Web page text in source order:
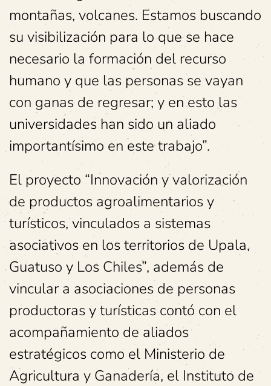
montañas, volcanes. Estamos buscando
su visibilización para lo que se hace
necesario la formación del recurso
humano y que las personas se vayan
con ganas de regresar; y en esto las
universidades han sido un aliado
importantísimo en este trabajo”.
El proyecto “Innovación y valorización
de productos agroalimentarios y
turísticos, vinculados a sistemas
asociativos en los territorios de Upala,
Guatuso y Los Chiles”, además de
vincular a asociaciones de personas
productoras y turísticas contó con el
acompañamiento de aliados
estratégicos como el Ministerio de
Agricultura y Ganadería, el Instituto de